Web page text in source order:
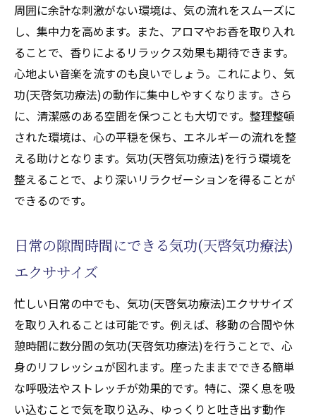
周囲に余計な刺激がない環境は、気の流れをスムーズに
し、集中力を高めます。また、アロマやお香を取り入れ
ることで、香りによるリラックス効果も期待できます。
心地よい音楽を流すのも良いでしょう。これにより、気
功(天啓気功療法)の動作に集中しやすくなります。さら
に、清潔感のある空間を保つことも大切です。整理整頓
された環境は、心の平穏を保ち、エネルギーの流れを整
える助けとなります。気功(天啓気功療法)を行う環境を
整えることで、より深いリラクゼーションを得ることが
できるのです。
日常の隙間時間にできる気功(天啓気功療法)
エクササイズ
忙しい日常の中でも、気功(天啓気功療法)エクササイズ
を取り入れることは可能です。例えば、移動の合間や休
憩時間に数分間の気功(天啓気功療法)を行うことで、心
身のリフレッシュが図れます。座ったままでできる簡単
な呼吸法やストレッチが効果的です。特に、深く息を吸
い込むことで気を取り込み、ゆっくりと吐き出す動作